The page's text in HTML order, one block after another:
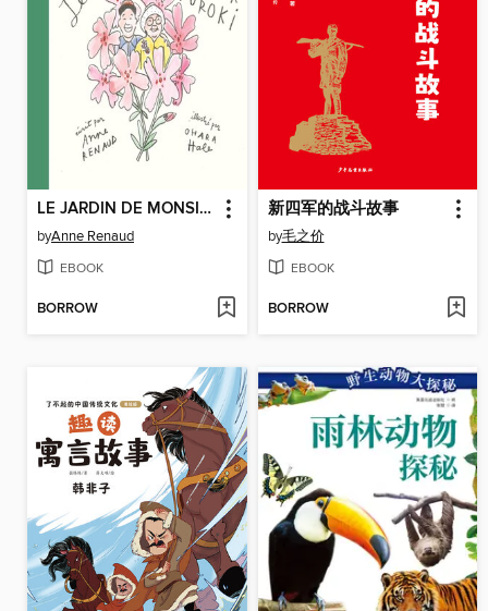
LE JARDIN DE MONSIEUR KUROKI
byAnne Renaud
EBOOK
BORROW
新四军的战斗故事
by毛之价
EBOOK
BORROW